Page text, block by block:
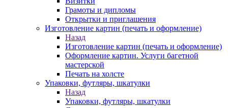
Грамоты и дипломы
Открытки и приглашения
Изготовление картин (печать и оформление)
Назад
Изготовление картин (печать и оформление)
Оформление картин. Услуги багетной
мастерской
Печать на холсте
Упаковки, футляры, шкатулки
Назад
Упаковки, футляры, шкатулки